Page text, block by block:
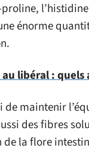
énorme
libéral :
de maintenir
des fibres
de la flore